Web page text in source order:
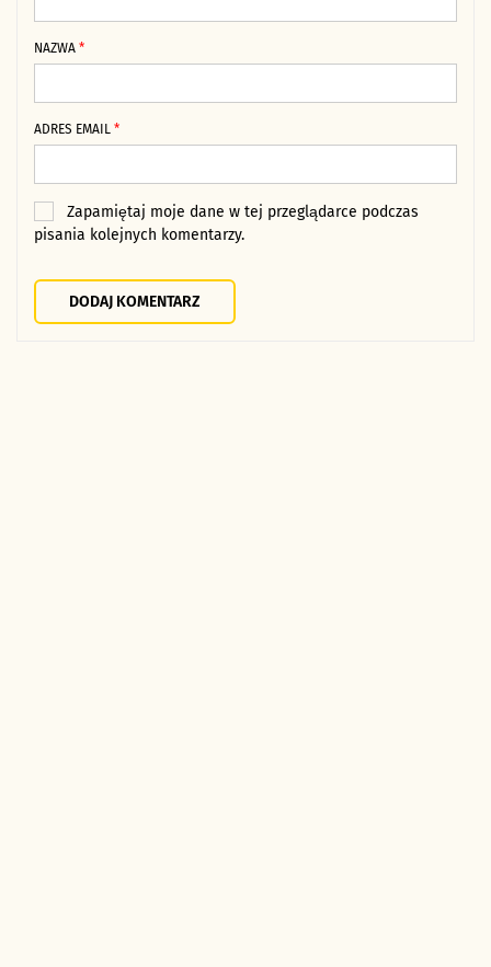
NAZWA *
ADRES EMAIL *
Zapamiętaj moje dane w tej przeglądarce podczas
pisania kolejnych komentarzy.